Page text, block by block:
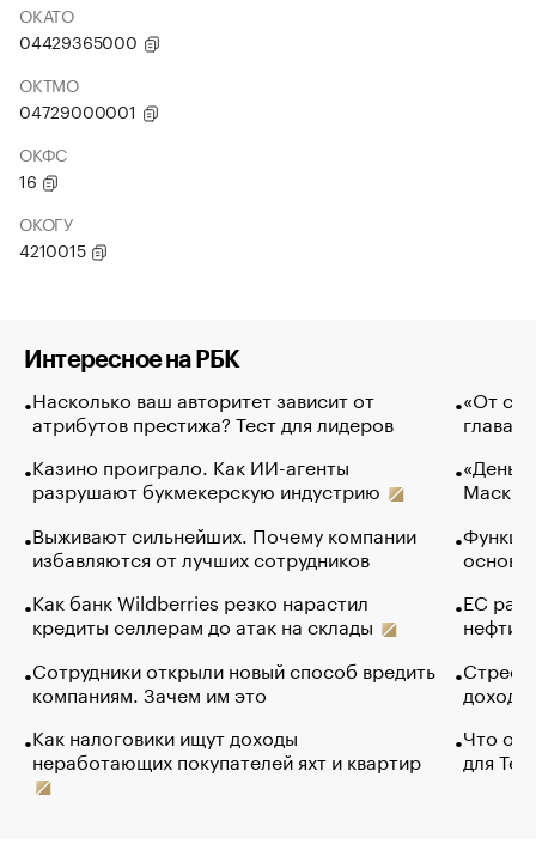
ОКАТО
04429365000
ОКТМО
04729000001
ОКФС
16
ОКОГУ
4210015
Интересное на РБК
Насколько ваш авторитет зависит от
атрибутов престижа? Тест для лидеров
Казино проиграло. Как ИИ-агенты
разрушают букмекерскую индустрию
Выживают сильнейших. Почему компании
избавляются от лучших сотрудников
Как банк Wildberries резко нарастил
кредиты селлерам до атак на склады
Сотрудники открыли новый способ вредить
компаниям. Зачем им это
Как налоговики ищут доходы
неработающих покупателей яхт и квартир
«От
глава
Маск в
основ
ЕС
нефти
Что
для